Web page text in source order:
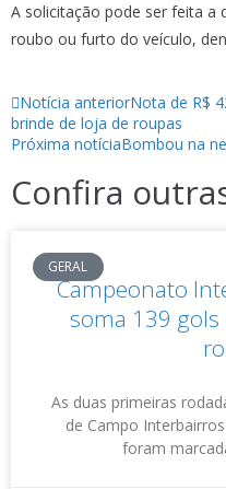
A solicitação pode ser feita a
roubo ou furto do veículo,
Notícia anteriorNota de R$
brinde de loja de roupas
Próxima notíciaBombou na
Confira
GERAL
Campeonato
soma 139
As duas primeiras
de Campo
foram